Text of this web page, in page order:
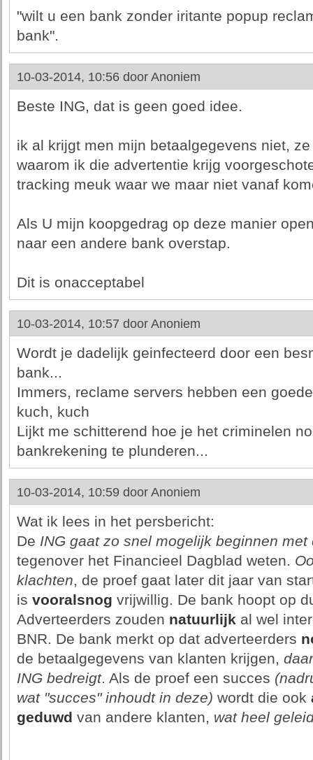
"wilt u een bank zonder iritante popup
bank".
10-03-2014, 10:56 door Anoniem
Beste ING, dat is geen goed idee.
ik al krijgt men mijn betaalgegevens niet,
waarom ik die advertentie krijg
tracking meuk waar we maar niet vanaf
Als U mijn koopgedrag op deze manier
naar een andere bank overstap.
Dit is onacceptabel
10-03-2014, 10:57 door Anoniem
Wordt je dadelijk geinfecteerd door een
bank...
Immers, reclame servers hebben een
kuch, kuch
Lijkt me schitterend hoe je het criminelen
bankrekening te plunderen...
10-03-2014, 10:59 door Anoniem
Wat ik lees in het persbericht:
De ING gaat zo snel mogelijk beginnen met
tegenover het Financieel Dagblad weten.
klachten, de proef gaat later dit jaar van
is vooralsnog vrijwillig. De bank hoopt op
Adverteerders zouden natuurlijkal wel
BNR. De bank merkt op dat adverteerders
de betaalgegevens van klanten krijgen,
ING bedreigt. Als de proef een succes
wat "succes" inhoudt in deze) wordt die ook
geduwd van andere klanten, wat heel